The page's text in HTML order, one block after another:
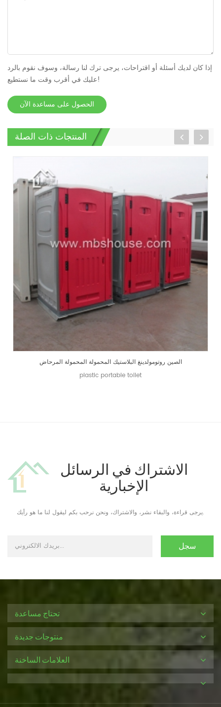
إذا كان لديك أسئلة أو اقتراحات، يرجى ترك لنا رسالة، وسوف نقوم بالرد
عليك في أقرب وقت ما نستطيع!
الحصول على مساعدة الآن
المنتجات ذات الصلة
الصين روتومولدينغ البلاستيك المحمولة المحمولة المرحاض
plastic portable toilet
الاشتراك في الرسائل
الإخبارية
يرجى قراءة، والبقاء نشر، والاشتراك، ونحن نرحب بكم ليقول لنا ما هو رأيك.
تحتاج مساعدة
منتوجات جديدة
العلامات الساخنة